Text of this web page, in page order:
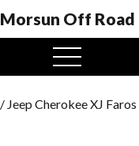
Morsun Off Road
Menú
abierto
/ Jeep Cherokee XJ Faros